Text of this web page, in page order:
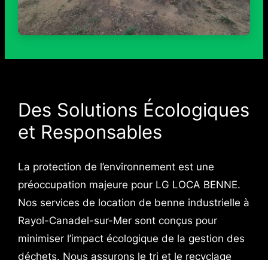
Des Solutions Écologiques
et Responsables
La protection de l’environnement est une
préoccupation majeure pour LG LOCA BENNE.
Nos services de location de benne industrielle à
Rayol-Canadel-sur-Mer sont conçus pour
minimiser l’impact écologique de la gestion des
déchets. Nous assurons le tri et le recyclage